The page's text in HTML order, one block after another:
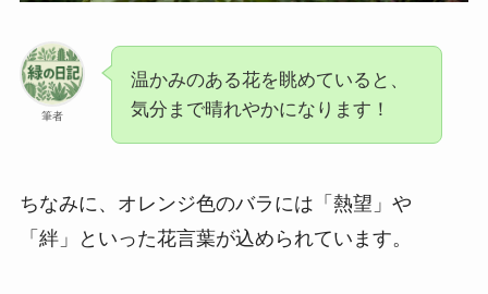
筆者
温かみのある花を眺めていると、
気分まで晴れやかになります！
ちなみに、オレンジ色のバラには「熱望」や
「絆」といった花言葉が込められています。